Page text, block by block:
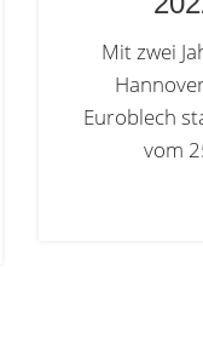
Mit zwei
Euroblech
vom